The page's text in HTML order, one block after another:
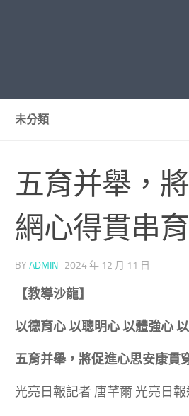
未分類
五育并舉，
網心得貫串
BY ADMIN · 2024 年 12 月 11 日
【教導沙龍】
以德育心 以聰明心 以體強心
五育并舉，將促進心思安康貫
光亮日報記者 唐芊爾 光亮日